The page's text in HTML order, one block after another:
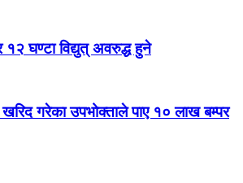
१२ घण्टा विद्युत् अवरुद्ध हुने
गरेका उपभोक्ताले पाए १० लाख बम्पर